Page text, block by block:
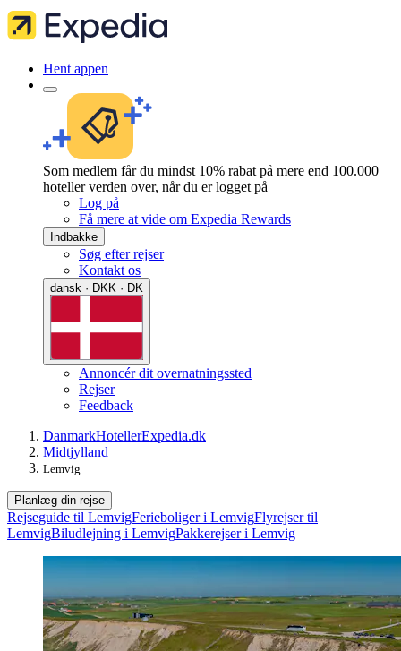
Hent appen
Som medlem får du mindst 10% rabat på mere end 100.000
hoteller verden over, når du er logget på
Log på
Få mere at vide om Expedia Rewards
Indbakke
Søg efter rejser
Kontakt os
dansk · DKK · DK
Annoncér dit overnatningssted
Rejser
Feedback
DanmarkHotellerExpedia.dk
Midtjylland
Lemvig
Planlæg din rejse
Rejseguide til LemvigFerieboliger i LemvigFlyrejser til
LemvigBiludlejning i LemvigPakkerejser i Lemvig